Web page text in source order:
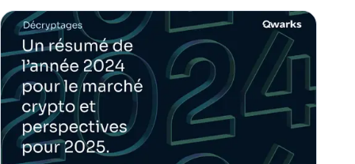
prévoit de commencer à rembourser ses
créanciers d'ici mars 20